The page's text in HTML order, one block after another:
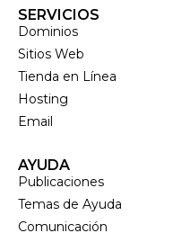
SERVICIOS
Dominios
Sitios Web
Tienda en Línea
Hosting
Email
AYUDA
Publicaciones
Temas de Ayuda
Comunicación